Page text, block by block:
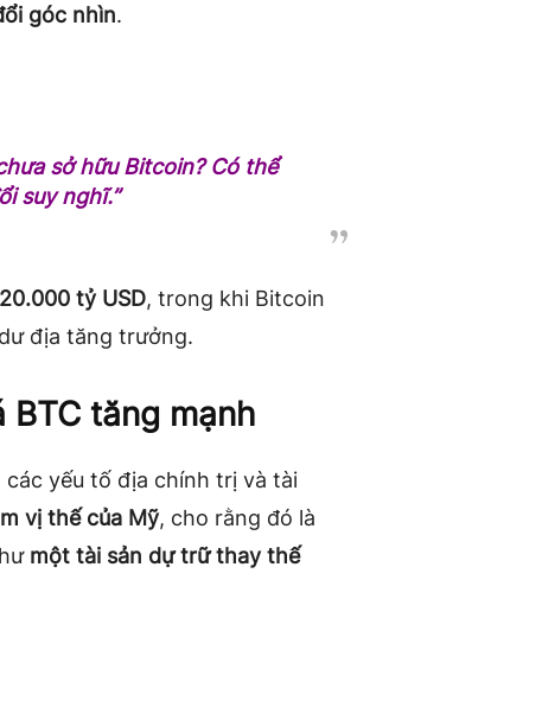
góc nhìn.
sở hữu Bitcoin? Có thể
suy nghĩ.”
tỷ USD, trong khi Bitcoin
địa tăng trưởng.
tăng mạnh
yếu tố địa chính trị và tài
vị thế của Mỹ, cho rằng đó là
một tài sản dự trữ thay thế